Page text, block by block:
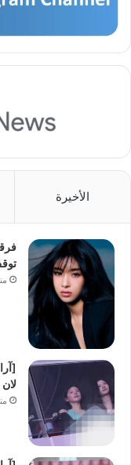
الأخيرة
منذ
منذ